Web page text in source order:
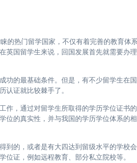
的热门留学国家，不仅有着完善的教育体
国留学生来说，回国发展首先就需要办
的最基础条件。但是，有不少留学生在
认证就比较棘手了。
作，通过对留学生所取得的学历学位证书
的真实性，并与我国的学历学位体系的
到的，或者是有大四达到留级水平的学校
位证，例如远程教育、部分私立院校等。